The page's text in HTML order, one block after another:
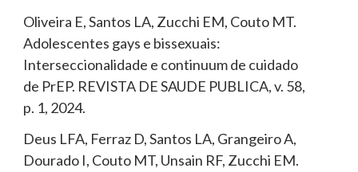
Oliveira E, Santos LA, Zucchi EM, Couto MT.
Adolescentes gays e bissexuais:
Interseccionalidade e continuum de cuidado
de PrEP. REVISTA DE SAUDE PUBLICA, v. 58,
p. 1, 2024.
Deus LFA, Ferraz D, Santos LA, Grangeiro A,
Dourado I, Couto MT, Unsain RF, Zucchi EM.